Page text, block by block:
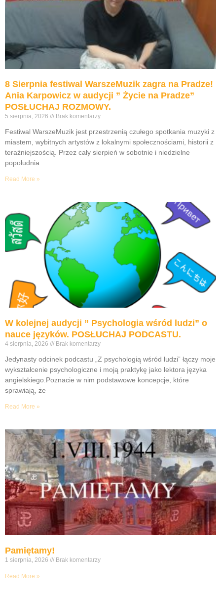
8 Sierpnia festiwal WarszeMuzik zagra na Pradze!
Ania Karpowicz w audycji ” Życie na Pradze”
POSŁUCHAJ ROZMOWY.
5 sierpnia, 2026 Brak komentarzy
Festiwal WarszeMuzik jest przestrzenią czułego spotkania muzyki z
miastem, wybitnych artystów z lokalnymi społecznościami, historii z
teraźniejszością. Przez cały sierpień w sobotnie i niedzielne
popołudnia
Read More »
W kolejnej audycji ” Psychologia wśród ludzi” o
nauce języków. POSŁUCHAJ PODCASTU.
4 sierpnia, 2026 Brak komentarzy
Jedynasty odcinek podcastu „Z psychologią wśród ludzi” łączy moje
wykształcenie psychologiczne i moją praktykę jako lektora języka
angielskiego.Poznacie w nim podstawowe koncepcje, które
sprawiają, że
Read More »
Pamiętamy!
1 sierpnia, 2026 Brak komentarzy
Read More »